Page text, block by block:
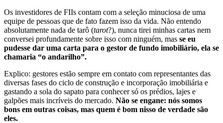
Os investidores de FIIs contam com a seleção minuciosa de uma
equipe de pessoas que de fato fazem isso da vida. Não entendo
absolutamente nada de tarô (tarot?), nunca tirei minhas cartas nem
conversei profundamente sobre isso com ninguém, mas se eu
pudesse dar uma carta para o gestor de fundo imobiliário, ela se
chamaria “o andarilho”.
Explico: gestores estão sempre em contato com representantes das
diversas fases do ciclo de construção e incorporação imobiliária e
gastando a sola do sapato para conhecer só os prédios, lajes e
galpões mais incríveis do mercado. Não se engane: nós somos
bons em outras coisas, mas quem é bom nisso de verdade são
eles.